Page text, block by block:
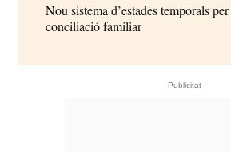
Nou sistema d’estades temporals
conciliació familiar
- Publicitat -